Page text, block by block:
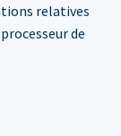
relatives
de